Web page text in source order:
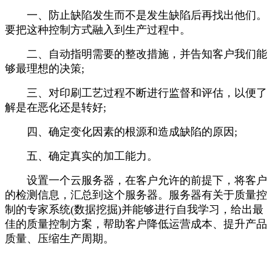
一、防止缺陷发生而不是发生缺陷后再找出他们。
要把这种控制方式融入到生产过程中。
二、自动指明需要的整改措施，并告知客户我们能
够最理想的决策;
三、对印刷工艺过程不断进行监督和评估，以便了
解是在恶化还是转好;
四、确定变化因素的根源和造成缺陷的原因;
五、确定真实的加工能力。
设置一个云服务器，在客户允许的前提下，将客户
的检测信息，汇总到这个服务器。服务器有关于质量控
制的专家系统(数据挖掘)并能够进行自我学习，给出最
佳的质量控制方案，帮助客户降低运营成本、提升产品
质量、压缩生产周期。